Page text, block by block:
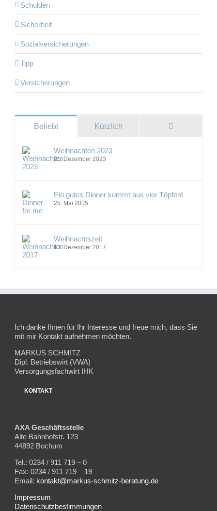
Schulden
Sicherheit
Sozialversicherungen
Tipp
Versicherungen
Beliebt Kürzlich
Weihnachten 2023
21. Dezember 2023
Ein gutes Dinner kommt aus vier Töpfen!
25. Mai 2015
Weihnachtszeit
13. Dezember 2017
Ich danke Ihnen für Ihr Interesse und freue mich, dass Sie
mit mir Kontakt aufnehmen möchten.
MARKUS SCHMITZ
Dipl. Betriebswirt (VWA)
Versorgungsfachwirt IHK
KONTAKT
AXA Geschäftsstelle
Alte Bahnhofstr. 123
44892 Bochum
Tel.: 0234 / 911 719 – 0
Fax: 0234 / 911 719 – 19
Email: kontakt@markus-schmitz-beratung.de
Impressum
Datenschutzbestimmungen